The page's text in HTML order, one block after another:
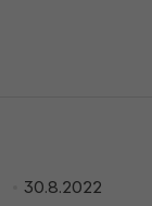
30.8.2022